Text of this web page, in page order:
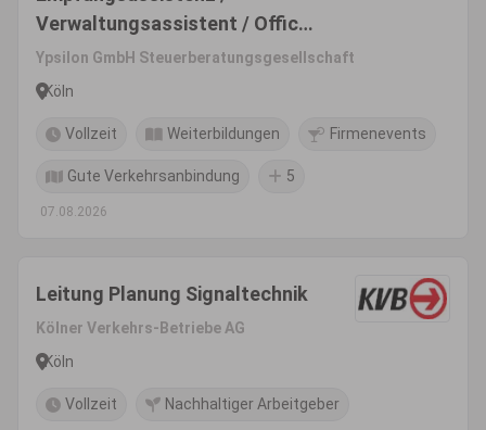
Verwaltungsassistent / Office-
Manager (m/w/d)
Ypsilon GmbH Steuerberatungsgesellschaft
Köln
Vollzeit Weiterbildungen Firmenevents
Gute Verkehrsanbindung 5
07.08.2026
Leitung Planung Signaltechnik
Kölner Verkehrs-Betriebe AG
Köln
Vollzeit Nachhaltiger Arbeitgeber